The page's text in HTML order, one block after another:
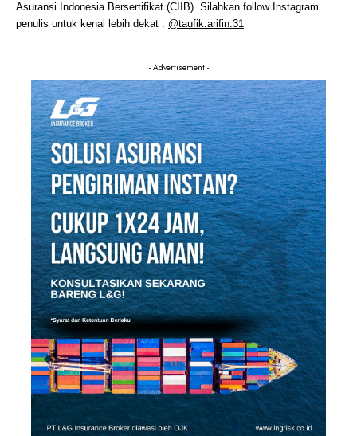
Asuransi Indonesia Bersertifikat (CIIB). Silahkan follow Instagram
penulis untuk kenal lebih dekat : @taufik.arifin.31
- Advertisement -